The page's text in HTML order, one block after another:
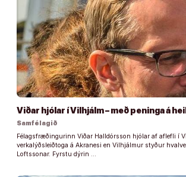
Viðar hjólar í Vilhjálm – með peninga á
Samfélagið
Félagsfræðingurinn Viðar Halldórsson hjólar af aflefli í
verkalýðsleiðtoga á Akranesi en Vilhjálmur styður
Loftssonar. Fyrstu dýrin …